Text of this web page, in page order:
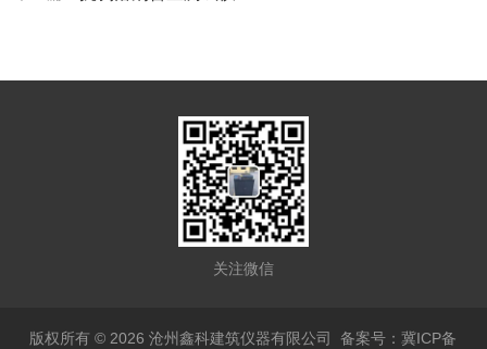
关注微信
版权所有 © 2026 沧州鑫科建筑仪器有限公司备案号：冀ICP备